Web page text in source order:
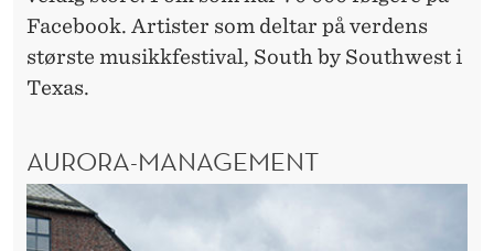
Facebook. Artister som deltar på verdens
største musikkfestival, South by Southwest i
Texas.
AURORA-MANAGEMENT